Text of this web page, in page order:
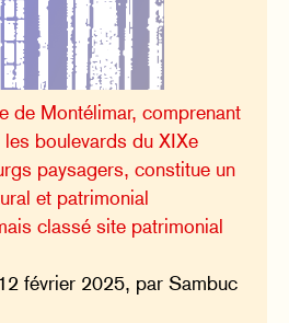
de Montélimar, comprenant
boulevards du XIXe
paysagers, constitue un
et patrimonial
classé site patrimonial
février 2025, par Sambuc